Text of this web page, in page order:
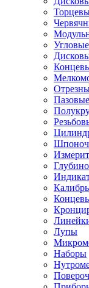
Угловые
Пазовые
Лупы
Наборы